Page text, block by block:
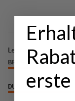
Leistung
BREATHABILITY 4 /
DURABILITY 4/6